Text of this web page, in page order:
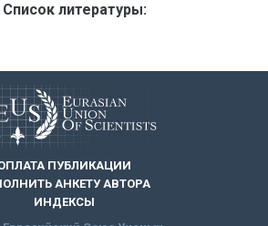
Список литературы:
ПУБЛИКАЦИИ
АНКЕТУ АВТОРА
ИНДЕКСЫ